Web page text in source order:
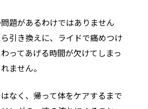
題があるわけではありません
引き換えに、ライドで痛めつけ
ってあげる時間が欠けてしまっ
ません。
なく、帰って体をケアするまで